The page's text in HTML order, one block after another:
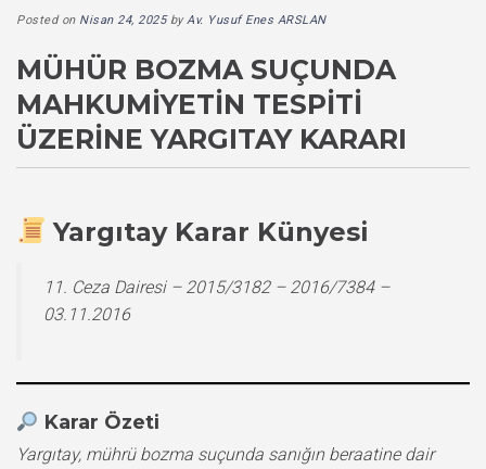
Posted on Nisan 24, 2025byAv. Yusuf Enes ARSLAN
MÜHÜR BOZMA SUÇUNDA
MAHKUMIYETIN TESPITI
ÜZERINE YARGITAY KARARI
Yargıtay Karar Künyesi
11. Ceza Dairesi – 2015/3182 – 2016/7384 –
03.11.2016
Karar Özeti
Yargıtay, mührü bozma suçunda sanığın beraatine dair